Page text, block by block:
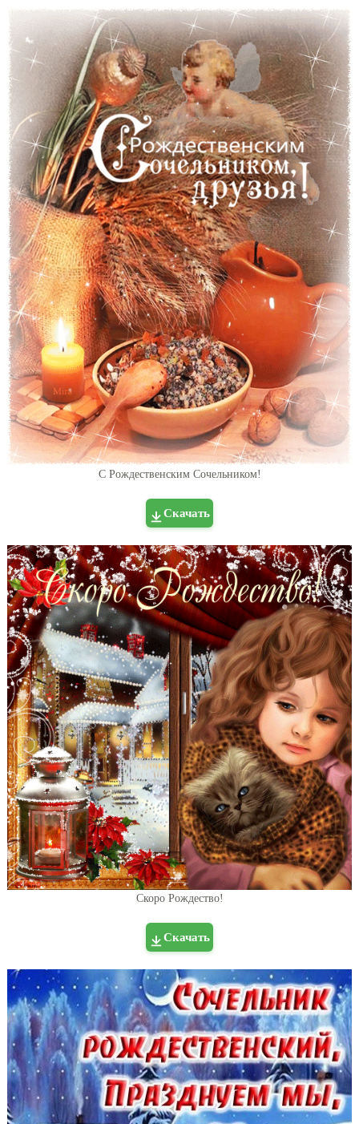
С Рождественским Сочельником!
Скачать
Скоро Рождество!
Скачать